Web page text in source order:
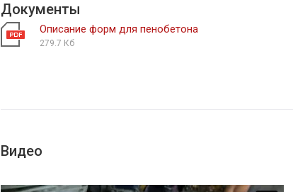
Документы
Описание форм для пенобетона
279.7 Кб
Видео